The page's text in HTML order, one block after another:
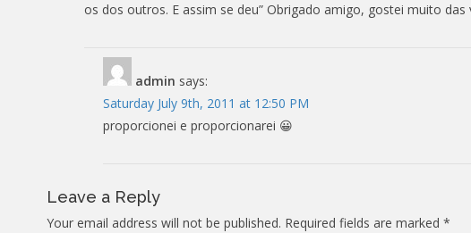
os dos outros. E assim se deu” Obrigado amigo, gostei muito
admin says:
Saturday July 9th, 2011 at 12:50 PM
proporcionei e proporcionarei 😀
Leave a Reply
Your email address will not be published. Required fields are marked *